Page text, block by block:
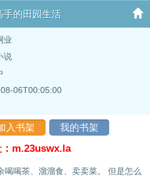
手的田园生活
业
说
06T00:05:00
入书架 我的书架
m.23uswx.la
喝喝茶、溜溜食、卖卖菜。 但是怎么